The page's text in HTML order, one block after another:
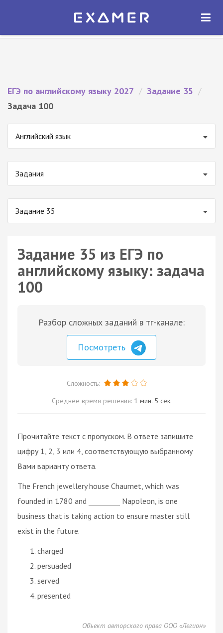
Экзамер — ЕГЭ 2027
ОТКРЫТЬ
ЕГЭ по английскому языку 2027 / Задание 35 /
Задача 100
Английский язык
Задания
Задание 35
Задание 35 из ЕГЭ по
английскому языку: задача
100
Разбор сложных заданий в тг-канале:
Посмотреть
Сложность:
Среднее время решения: 1 мин. 5 сек.
Прочитайте текст с пропуском. В ответе запишите
цифру 1, 2, 3 или 4, соответствующую выбранному
Вами варианту ответа.
The French jewellery house Chaumet, which was
founded in 1780 and _________ Napoleon, is one
business that is taking action to ensure master still
exist in the future.
charged
persuaded
served
presented
Объект авторского права ООО «Легион»